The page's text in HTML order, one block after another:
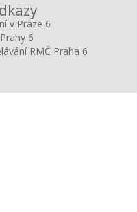
v Praze 6
6
RMČ Praha 6